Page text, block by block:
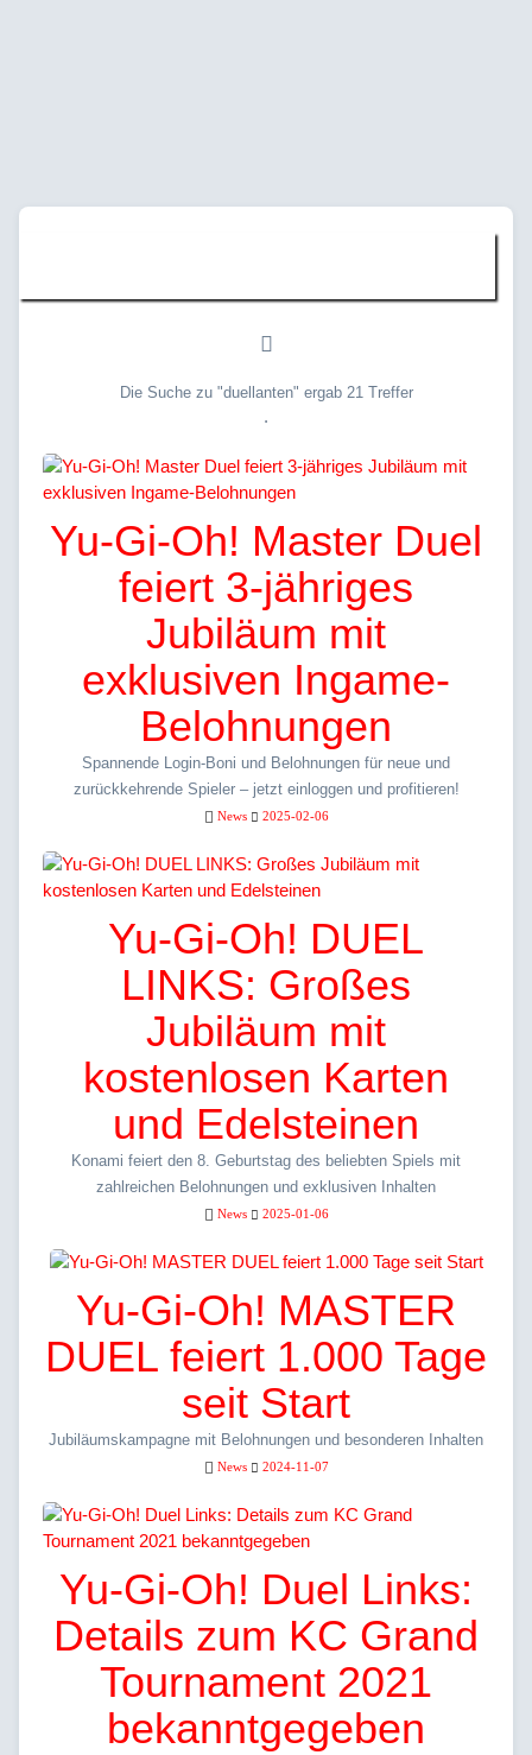
Die Suche zu "duellanten" ergab 21 Treffer
.
Yu-Gi-Oh! Master Duel
feiert 3-jähriges
Jubiläum mit
exklusiven Ingame-
Belohnungen
Spannende Login-Boni und Belohnungen für neue und
zurückkehrende Spieler – jetzt einloggen und profitieren!
News 2025-02-06
Yu-Gi-Oh! DUEL
LINKS: Großes
Jubiläum mit
kostenlosen Karten
und Edelsteinen
Konami feiert den 8. Geburtstag des beliebten Spiels mit
zahlreichen Belohnungen und exklusiven Inhalten
News 2025-01-06
Yu-Gi-Oh! MASTER
DUEL feiert 1.000 Tage
seit Start
Jubiläumskampagne mit Belohnungen und besonderen Inhalten
News 2024-11-07
Yu-Gi-Oh! Duel Links:
Details zum KC Grand
Tournament 2021
bekanntgegeben